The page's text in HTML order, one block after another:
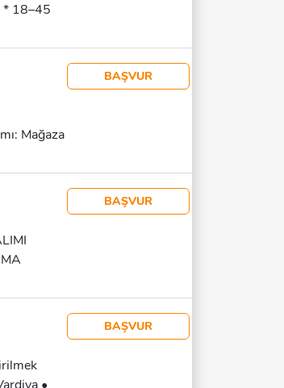
* 18–45
*
Primi
(sigorta)
Bilgiler
Mağaza
Ürün
Yemek
BAŞVUR
VE
VE
BAŞVUR
•
BAŞVUR